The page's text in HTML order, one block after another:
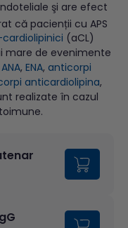
şi are efect
că pacienții cu APS
(aCL)
mare de evenimente
ANA, ENA, anticorpi
anticardiolipina,
realizate în cazul